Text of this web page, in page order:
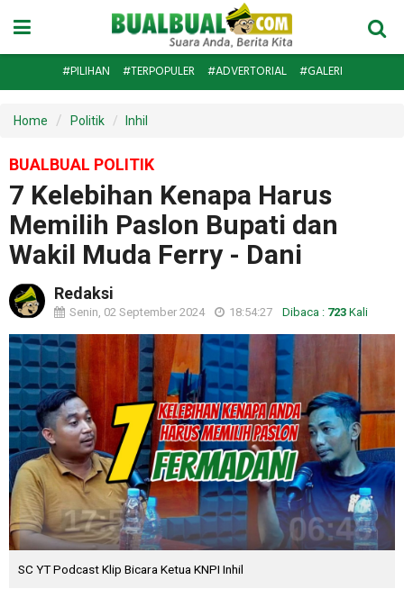
#PILIHAN #TERPOPULER #ADVERTORIAL #GALERI
Home Politik Inhil
BUALBUAL POLITIK
7 Kelebihan Kenapa Harus
Memilih Paslon Bupati dan
Wakil Muda Ferry - Dani
Redaksi
Senin, 02 September 2024 18:54:27 Dibaca : 723 Kali
SC YT Podcast Klip Bicara Ketua KNPI Inhil